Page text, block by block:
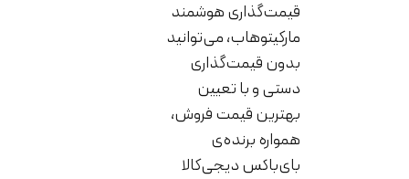
قیمت‌گذاری هوشمند
مارکیتوهاب، می‌توانید
بدون قیمت‌گذاری
دستی و با تعیین
بهترین قیمت فروش،
همواره برنده‌ی
بای‌باکس دیجی‌کالا